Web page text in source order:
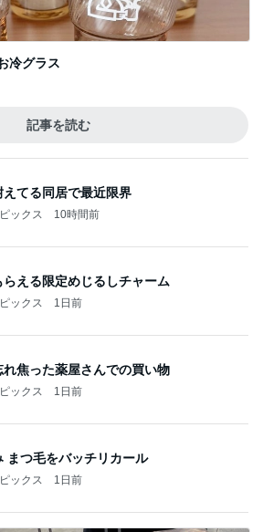
冷グラス
記事を読む
えてる同居で最近限界
ックス 10時間前
らえる限定めじるしチャーム
ックス 1日前
れ焦った薬屋さんでの買い物
ックス 1日前
まつ毛をバッチリカール
ックス 1日前